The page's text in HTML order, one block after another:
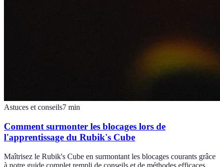
Astuces et conseils7 min
Comment surmonter les blocages lors de
l'apprentissage du Rubik's Cube
Maîtrisez le Rubik's Cube en surmontant les blocages courants grâce
à notre guide complet rempli de conseils et de méthodes efficaces.